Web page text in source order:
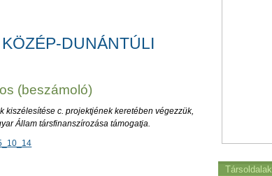
DUNÁNTÚLI
(beszámoló)
kiszélesítése c. projektjének keretében végezzük,
Állam társfinanszírozása támogatja.
Társoldalak